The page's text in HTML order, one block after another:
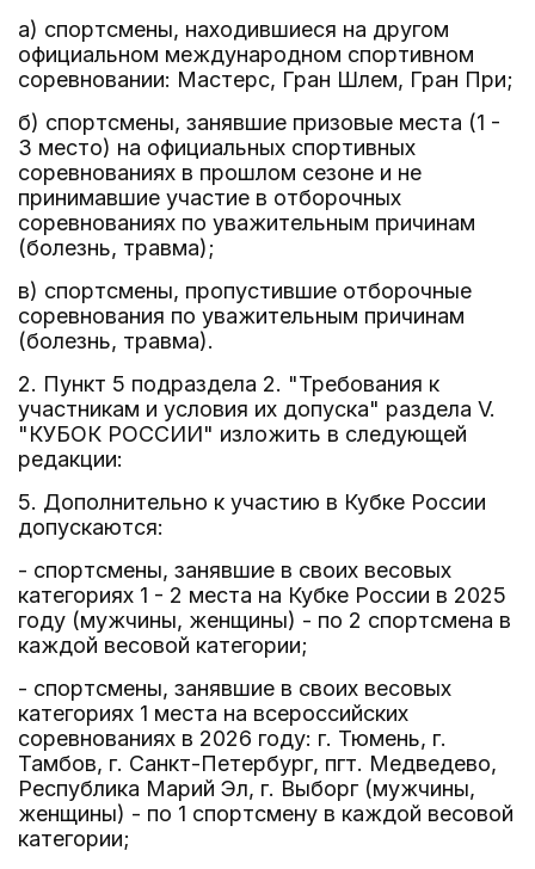
а) спортсмены, находившиеся на другом
официальном международном спортивном
соревновании: Мастерс, Гран Шлем, Гран При;
б) спортсмены, занявшие призовые места (1 -
3 место) на официальных спортивных
соревнованиях в прошлом сезоне и не
принимавшие участие в отборочных
соревнованиях по уважительным причинам
(болезнь, травма);
в) спортсмены, пропустившие отборочные
соревнования по уважительным причинам
(болезнь, травма).
2. Пункт 5 подраздела 2. "Требования к
участникам и условия их допуска" раздела V.
"КУБОК РОССИИ" изложить в следующей
редакции:
5. Дополнительно к участию в Кубке России
допускаются:
- спортсмены, занявшие в своих весовых
категориях 1 - 2 места на Кубке России в 2025
году (мужчины, женщины) - по 2 спортсмена в
каждой весовой категории;
- спортсмены, занявшие в своих весовых
категориях 1 места на всероссийских
соревнованиях в 2026 году: г. Тюмень, г.
Тамбов, г. Санкт-Петербург, пгт. Медведево,
Республика Марий Эл, г. Выборг (мужчины,
женщины) - по 1 спортсмену в каждой весовой
категории;